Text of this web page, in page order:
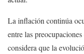
La inflación continúa
entre las
considera que la